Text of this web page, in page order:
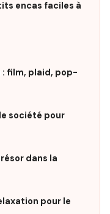
encas faciles à
: film, plaid, pop-
société pour
dans la
pour le